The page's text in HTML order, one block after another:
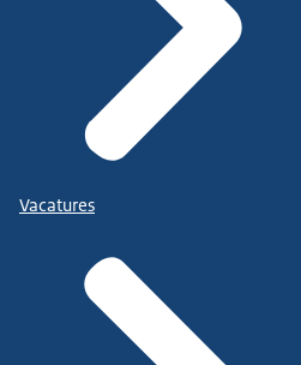
Vacatures